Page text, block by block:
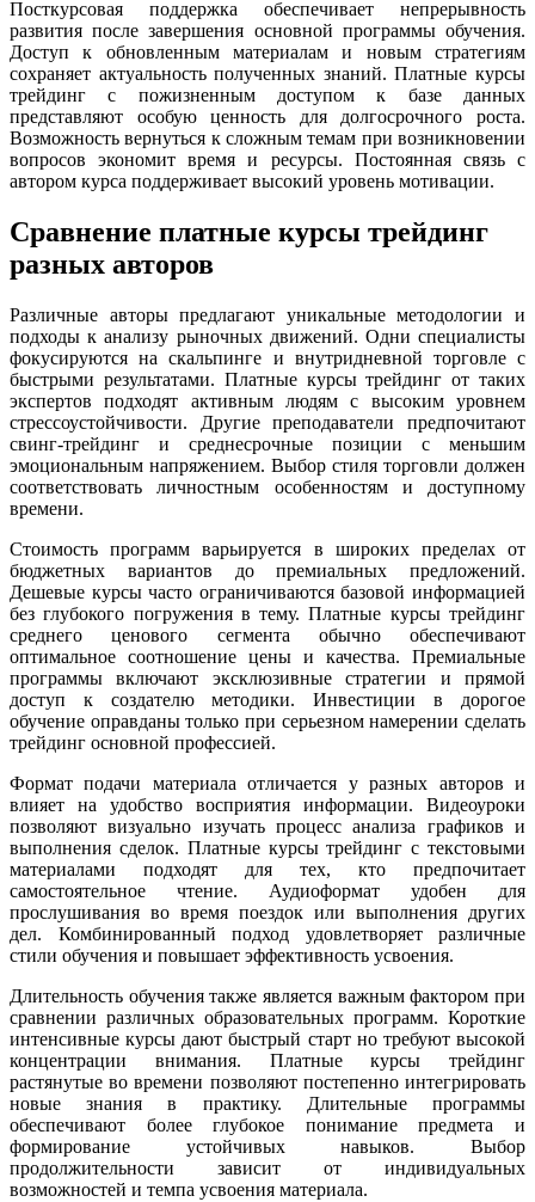
Посткурсовая поддержка обеспечивает непрерывность
развития после завершения основной программы обучения.
Доступ к обновленным материалам и новым стратегиям
сохраняет актуальность полученных знаний. Платные курсы
трейдинг с пожизненным доступом к базе данных
представляют особую ценность для долгосрочного роста.
Возможность вернуться к сложным темам при возникновении
вопросов экономит время и ресурсы. Постоянная связь с
автором курса поддерживает высокий уровень мотивации.
Сравнение платные курсы трейдинг
разных авторов
Различные авторы предлагают уникальные методологии и
подходы к анализу рыночных движений. Одни специалисты
фокусируются на скальпинге и внутридневной торговле с
быстрыми результатами. Платные курсы трейдинг от таких
экспертов подходят активным людям с высоким уровнем
стрессоустойчивости. Другие преподаватели предпочитают
свинг-трейдинг и среднесрочные позиции с меньшим
эмоциональным напряжением. Выбор стиля торговли должен
соответствовать личностным особенностям и доступному
времени.
Стоимость программ варьируется в широких пределах от
бюджетных вариантов до премиальных предложений.
Дешевые курсы часто ограничиваются базовой информацией
без глубокого погружения в тему. Платные курсы трейдинг
среднего ценового сегмента обычно обеспечивают
оптимальное соотношение цены и качества. Премиальные
программы включают эксклюзивные стратегии и прямой
доступ к создателю методики. Инвестиции в дорогое
обучение оправданы только при серьезном намерении сделать
трейдинг основной профессией.
Формат подачи материала отличается у разных авторов и
влияет на удобство восприятия информации. Видеоуроки
позволяют визуально изучать процесс анализа графиков и
выполнения сделок. Платные курсы трейдинг с текстовыми
материалами подходят для тех, кто предпочитает
самостоятельное чтение. Аудиоформат удобен для
прослушивания во время поездок или выполнения других
дел. Комбинированный подход удовлетворяет различные
стили обучения и повышает эффективность усвоения.
Длительность обучения также является важным фактором при
сравнении различных образовательных программ. Короткие
интенсивные курсы дают быстрый старт но требуют высокой
концентрации внимания. Платные курсы трейдинг
растянутые во времени позволяют постепенно интегрировать
новые знания в практику. Длительные программы
обеспечивают более глубокое понимание предмета и
формирование устойчивых навыков. Выбор
продолжительности зависит от индивидуальных
возможностей и темпа усвоения материала.